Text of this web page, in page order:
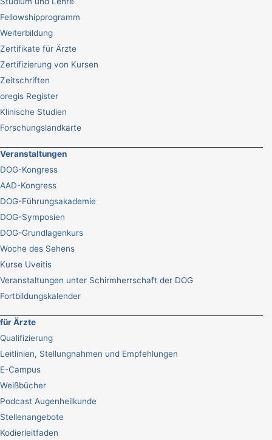
Fellowshipprogramm
Weiterbildung
Zertifikate für Ärzte
Zertifizierung von Kursen
Zeitschriften
oregis Register
Klinische Studien
Forschungslandkarte
Veranstaltungen
DOG-Kongress
AAD-Kongress
DOG-Führungsakademie
DOG-Symposien
DOG-Grundlagenkurs
Woche des Sehens
Kurse Uveitis
Veranstaltungen unter Schirmherrschaft der DOG
Fortbildungskalender
für Ärzte
Qualifizierung
Leitlinien, Stellungnahmen und Empfehlungen
E-Campus
Weißbücher
Podcast Augenheilkunde
Stellenangebote
Kodierleitfaden